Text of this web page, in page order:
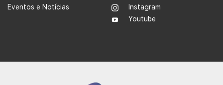
Eventos e Notícias
Instagram
Youtube